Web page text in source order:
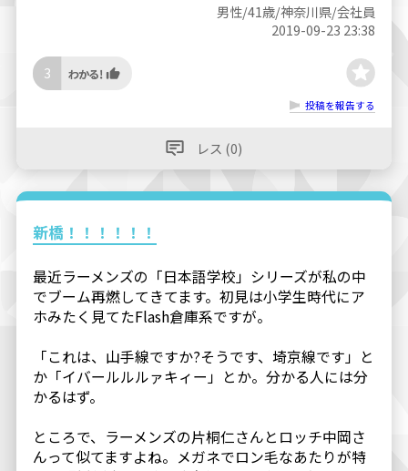
男性/41歳/神奈川県/会社員
2019-09-23 23:38
3
投稿を報告する
レス (0)
新橋！！！！！！
最近ラーメンズの「日本語学校」シリーズが私の中
でブーム再燃してきてます。初見は小学生時代にア
ホみたく見てたFlash倉庫系ですが。
「これは、山手線ですか?そうです、埼京線です」と
か「イバールルルァキィー」とか。分かる人には分
かるはず。
ところで、ラーメンズの片桐仁さんとロッチ中岡さ
んって似てますよね。メガネでロン毛なあたりが特